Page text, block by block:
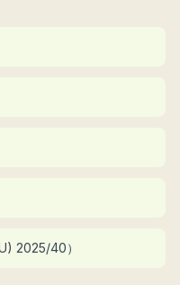
2025/40）